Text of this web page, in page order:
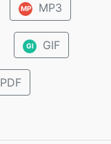
MP MP3
GI GIF
PDF